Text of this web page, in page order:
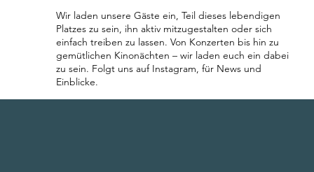
Wir laden unsere Gäste ein, Teil dieses lebendigen
Platzes zu sein, ihn aktiv mitzugestalten oder sich
einfach treiben zu lassen. Von Konzerten bis hin zu
gemütlichen Kinonächten – wir laden euch ein dabei
zu sein. Folgt uns auf Instagram, für News und
Einblicke.